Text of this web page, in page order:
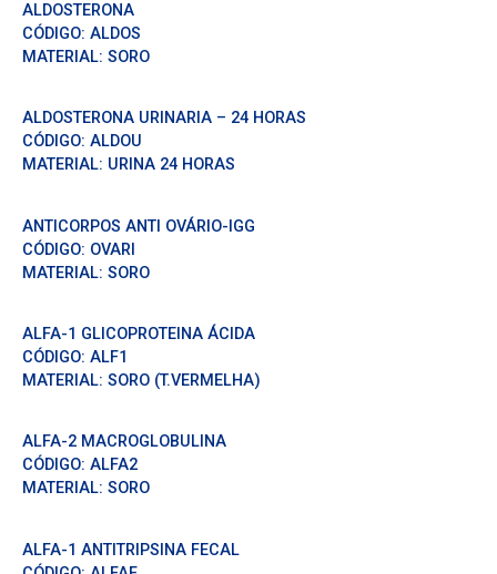
ALDOSTERONA
CÓDIGO: ALDOS
MATERIAL: SORO
ALDOSTERONA URINARIA – 24 HORAS
CÓDIGO: ALDOU
MATERIAL: URINA 24 HORAS
ANTICORPOS ANTI OVÁRIO-IGG
CÓDIGO: OVARI
MATERIAL: SORO
ALFA-1 GLICOPROTEINA ÁCIDA
CÓDIGO: ALF1
MATERIAL: SORO (T.VERMELHA)
ALFA-2 MACROGLOBULINA
CÓDIGO: ALFA2
MATERIAL: SORO
ALFA-1 ANTITRIPSINA FECAL